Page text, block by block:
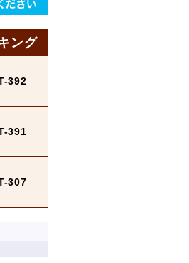
ング
392
391
307